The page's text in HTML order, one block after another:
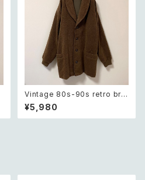
Vintage 80s-90s retro bro
wn herringbone classical d
esign coat レトロ ヴィンテー
ジ 古着 ブラウン 茶色 ヘリンボ
¥5,980